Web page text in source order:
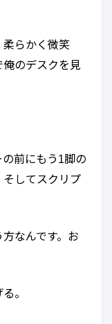
柔らかく微笑
のデスクを見
前にもう1脚の
してスクリプ
なんです。お
。